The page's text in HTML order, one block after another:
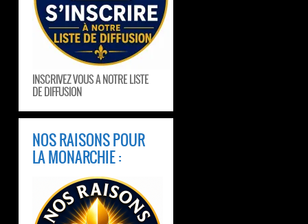
INSCRIVEZ VOUS A NOTRE LISTE
DE DIFFUSION
NOS RAISONS POUR
LA MONARCHIE :